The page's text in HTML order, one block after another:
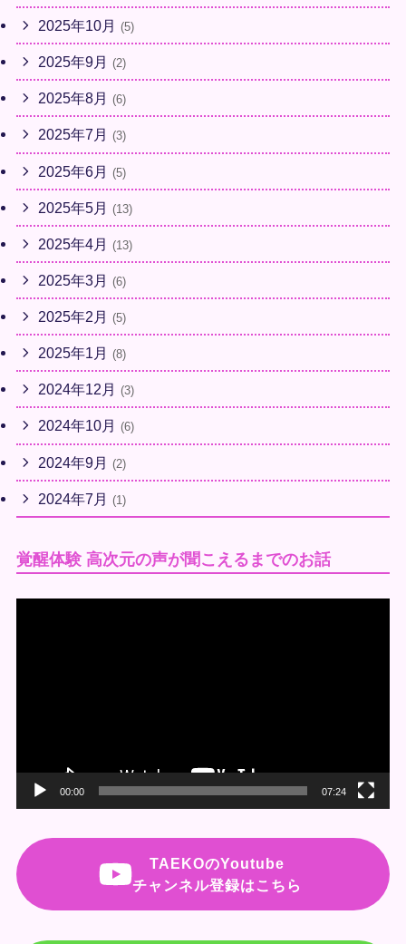
2025年10月 (5)
2025年9月 (2)
2025年8月 (6)
2025年7月 (3)
2025年6月 (5)
2025年5月 (13)
2025年4月 (13)
2025年3月 (6)
2025年2月 (5)
2025年1月 (8)
2024年12月 (3)
2024年10月 (6)
2024年9月 (2)
2024年7月 (1)
覚醒体験 高次元の声が聞こえるまでのお話
00:00 07:24
TAEKOのYoutube
チャンネル登録はこちら